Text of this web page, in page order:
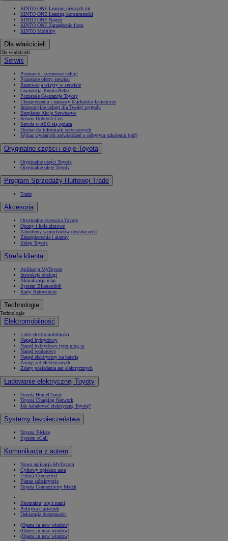
KINTO ONE Leasing niższych rat
KINTO ONE Leasing konsumencki
KINTO ONE Najem
KINTO ONE Zarządzanie flotą
KINTO Mobility
Dla właścicieli
Dla właścicieli
Serwis
Promocje i sezonowe usługi
Pozostałe oferty serwisu
Rezerwacja wizyty w serwisie
Gwarancja Toyota Relax
Pozostałe Gwarancje Toyoty
Ubezpieczenia i naprawy blacharsko-lakiernicze
Innowacyjne usługi dla Twojej wygody
Bezpłatne Akcje Serwisowe
Serwis Dobrych Cen
Serwis w ASO się opłaca
Dostęp do informacji serwisowych
Wykaz wydanych zaświadczeń o odbytym szkoleniu (pdf)
Oryginalne części i oleje Toyota
Oryginalne części Toyoty
Oryginalne oleje Toyoty
Program Sprzedaży Hurtowej Trade
Trade
Akcesoria
Oryginalne akcesoria Toyoty
Opony i koła zimowe
Zabudowy samochodów dostawczych
Zabezpieczenia i alarmy
Sklep Toyoty
Strefa klienta
Aplikacja MyToyota
Instrukcje obsługi
Aktualizacja map
System Bluetooth®
Karty Ratownicze
Technologie
Technologie
Elektromobilność
Lider elektromobilności
Napęd hybrydowy
Napęd hybrydowy typu plug-in
Napęd wodorowy
Napęd elektryczny na baterię
Zasięg aut elektrycznych
Zalety posiadania aut elektrycznych
Ładowanie elektrycznej Toyoty
Toyota HomeCharge
Toyota Charging Network
Jak naładować elektryczną Toyotę?
Systemy bezpieczeństwa
Toyota T-Mate
System eCall
Komunikacja z autem
Nowa aplikacja MyToyota
Cyfrowy opiekun auta
Usługi Connected
Płatne subskrypcje
Toyota Connectivity Match
Skontaktuj się z nami
Polityka ciasteczek
Deklaracja dostępności
(Opens in new window)
(Opens in new window)
(Opens in new window)